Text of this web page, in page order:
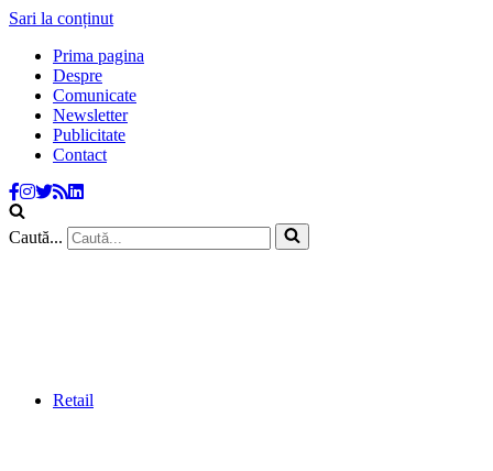
Sari la conținut
Prima pagina
Despre
Comunicate
Newsletter
Publicitate
Contact
Caută...
Retail